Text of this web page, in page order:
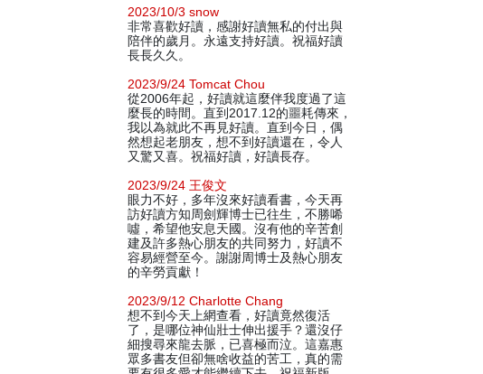
2023/10/3 snow
非常喜歡好讀，感謝好讀無私的付出與
陪伴的歲月。永遠支持好讀。祝福好讀
長長久久。
2023/9/24 Tomcat Chou
從2006年起，好讀就這麼伴我度過了這
麼長的時間。直到2017.12的噩耗傳來，
我以為就此不再見好讀。直到今日，偶
然想起老朋友，想不到好讀還在，令人
又驚又喜。祝福好讀，好讀長存。
2023/9/24 王俊文
眼力不好，多年沒來好讀看書，今天再
訪好讀方知周劍輝博士已往生，不勝唏
噓，希望他安息天國。沒有他的辛苦創
建及許多熱心朋友的共同努力，好讀不
容易經營至今。謝謝周博士及熱心朋友
的辛勞貢獻！
2023/9/12 Charlotte Chang
想不到今天上網查看，好讀竟然復活
了，是哪位神仙壯士伸出援手？還沒仔
細搜尋來龍去脈，已喜極而泣。這嘉惠
眾多書友但卻無啥收益的苦工，真的需